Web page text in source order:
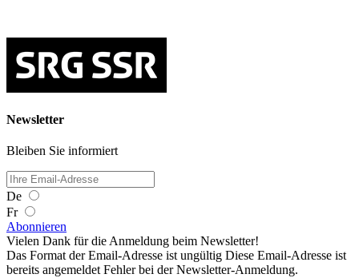
Newsletter
Bleiben Sie informiert
De
Fr
Abonnieren
Vielen Dank für die Anmeldung beim Newsletter!
Das Format der Email-Adresse ist ungültig Diese Email-Adresse ist
bereits angemeldet Fehler bei der Newsletter-Anmeldung.